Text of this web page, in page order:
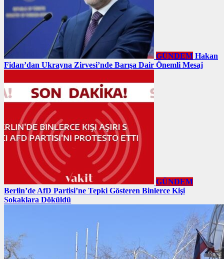
GÜNDEM Hakan
Fidan’dan Ukrayna Zirvesi’nde Barışa Dair Önemli Mesaj
GÜNDEM
Berlin’de AfD Partisi’ne Tepki Gösteren Binlerce Kişi
Sokaklara Döküldü